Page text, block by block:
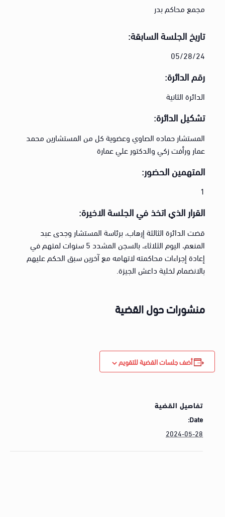
مجمع محاكم بدر
تاريخ الجلسة السابقة:
05/28/24
رقم الدائرة:
الدائرة الثانية
تشكيل الدائرة:
المستشار حماده الصاوي وعضوية كل من المستشارين محمد
عمار ورأفت زكي والدكتور علي عمارة
المتهمين الحضور:
1
القرار الذي اتخذ في الجلسة الاخيرة:
قضت الدائرة الثالثة إرهاب، برئاسة المستشار وجدى عبد
المنعم، اليوم الثلاثاء، بالسجن المشدد 5 سنوات لمتهم في
إعادة إجراءات محاكمته لاتهامه مع آخرين سبق الحكم عليهم
بالانضمام لخلية داعش الجيزة.
منشورات حول القضية
أضف جلسات القضية للتقويم
تفاصيل القضية
Date:
2024-05-28